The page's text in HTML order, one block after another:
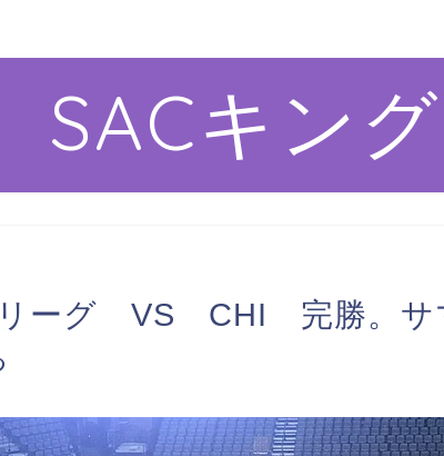
SACキン
リーグ VS CHI 完勝。サ